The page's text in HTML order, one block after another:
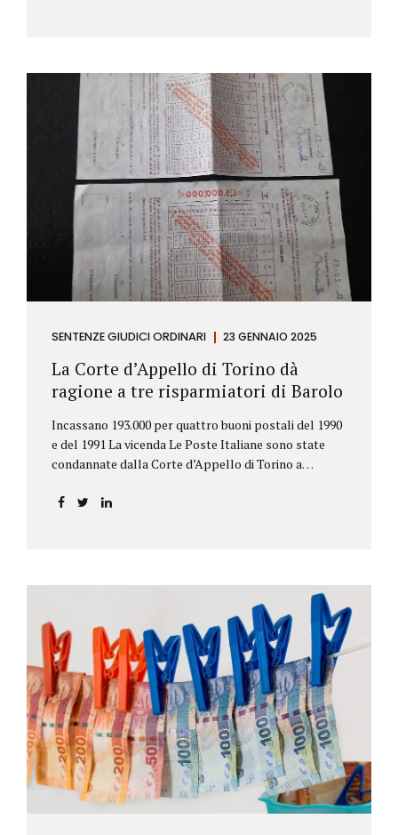
SENTENZE GIUDICI ORDINARI 23 GENNAIO 2025
La Corte d’Appello di Torino dà
ragione a tre risparmiatori di Barolo
Incassano 193.000 per quattro buoni postali del 1990
e del 1991 La vicenda Le Poste Italiane sono state
condannate dalla Corte d’Appello di Torino a
per oltre 193.000,00 euro: la sentenza ribalta la
causa di una modifica dei rendimenti risalente al 1986,
precedente alla loro sottoscrizione, e di un timbro
che Poste aveva messo sopra la tabella, la quale
riportava un generico...